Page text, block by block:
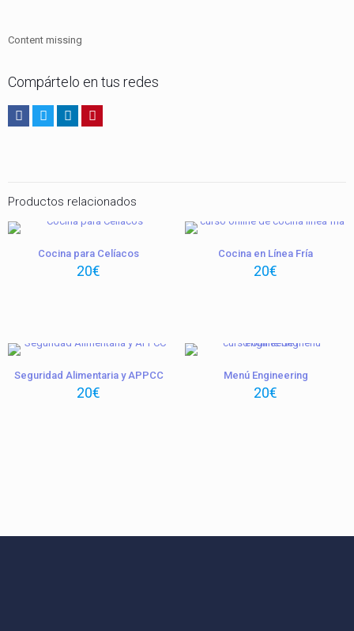
Content missing
Compártelo en tus redes
Productos relacionados
Cocina para Celíacos
20€
Cocina en Línea Fría
20€
Seguridad Alimentaria y APPCC
20€
Menú Engineering
20€